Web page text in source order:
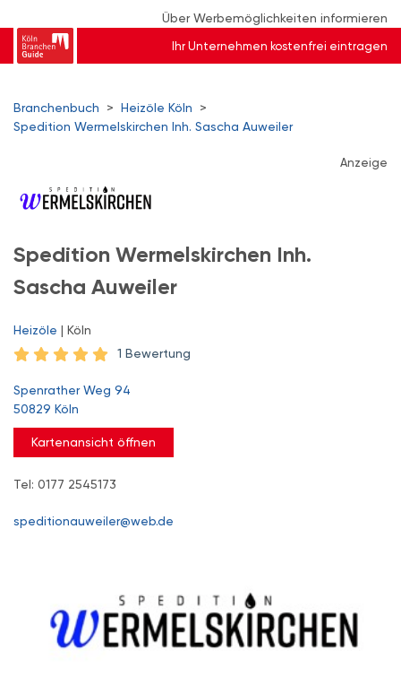
Über Werbemöglichkeiten informieren
Ihr Unternehmen kostenfrei eintragen
Branchenbuch > Heizöle Köln
>
Spedition Wermelskirchen Inh. Sascha Auweiler
Anzeige
Spedition Wermelskirchen Inh.
Sascha Auweiler
Heizöle | Köln
1 Bewertung
Spenrather Weg 94
50829 Köln
Kartenansicht öffnen
Tel: 0177 2545173
speditionauweiler@web.de